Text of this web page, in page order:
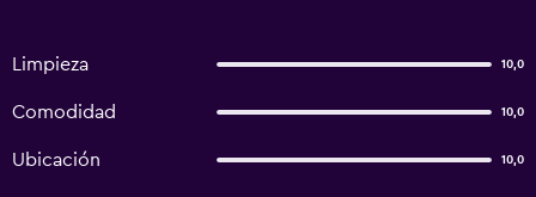
Limpieza 10,0
Comodidad 10,0
Ubicación 10,0